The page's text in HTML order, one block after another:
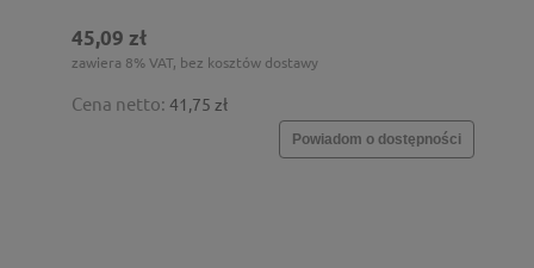
45,09 zł
zawiera 8% VAT, bez kosztów dostawy
Cena netto: 41,75 zł
Powiadom o dostępności